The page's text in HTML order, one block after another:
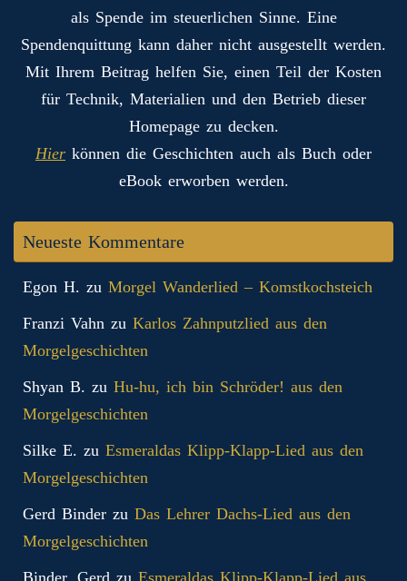
als Spende im steuerlichen Sinne. Eine
Spendenquittung kann daher nicht ausgestellt werden.
Mit Ihrem Beitrag helfen Sie, einen Teil der Kosten
für Technik, Materialien und den Betrieb dieser
Homepage zu decken.
Hier können die Geschichten auch als Buch oder
eBook erworben werden.
Neueste Kommentare
Egon H. zu Morgel Wanderlied – Komstkochsteich
Franzi Vahn zu Karlos Zahnputzlied aus den
Morgelgeschichten
Shyan B. zu Hu-hu, ich bin Schröder! aus den
Morgelgeschichten
Silke E. zu Esmeraldas Klipp‑Klapp‑Lied aus den
Morgelgeschichten
Gerd Binder zu Das Lehrer Dachs-Lied aus den
Morgelgeschichten
Binder, Gerd zu Esmeraldas Klipp‑Klapp‑Lied aus